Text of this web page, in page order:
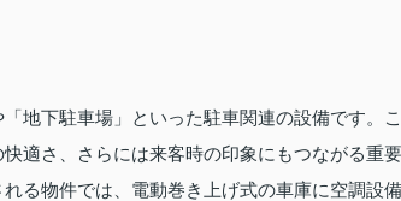
地下駐車場」といった駐車関連の設備です。こ
適さ、さらには来客時の印象にもつながる重要
る物件では、電動巻き上げ式の車庫に空調設備